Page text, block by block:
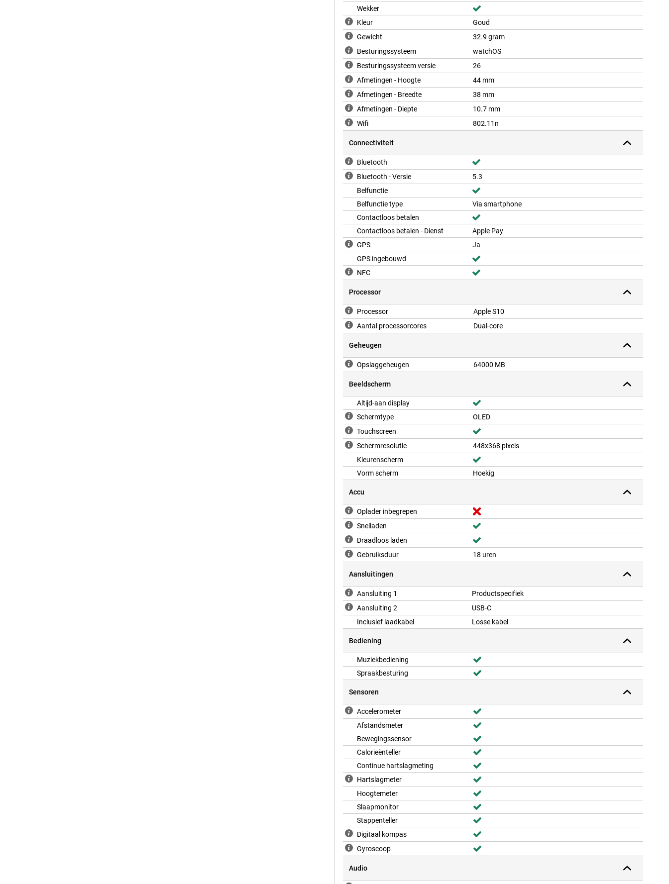
Wekker
Kleur
Goud
Gewicht
32.9 gram
Besturingssysteem
watchOS
Besturingssysteem versie
26
Afmetingen - Hoogte
44 mm
Afmetingen - Breedte
38 mm
Afmetingen - Diepte
10.7 mm
Wifi
802.11n
Connectiviteit
Bluetooth
Bluetooth - Versie
5.3
Belfunctie
Belfunctie type
Via smartphone
Contactloos betalen
Contactloos betalen - Dienst
Apple Pay
GPS
Ja
GPS ingebouwd
NFC
Processor
Processor
Apple S10
Aantal processorcores
Dual-core
Geheugen
Opslaggeheugen 64000 MB
Beeldscherm
Altijd-aan display
Schermtype
OLED
Touchscreen
Schermresolutie
448x368 pixels
Kleurenscherm
Vorm scherm
Hoekig
Accu
Oplader inbegrepen
Snelladen
Draadloos laden
Gebruiksduur
18 uren
Aansluitingen
Aansluiting 1
Productspecifiek
Aansluiting 2
USB-C
Inclusief laadkabel
Losse kabel
Bediening
Muziekbediening
Spraakbesturing
Sensoren
Accelerometer
Afstandsmeter
Bewegingssensor
Calorieënteller
Continue hartslagmeting
Hartslagmeter
Hoogtemeter
Slaapmonitor
Stappenteller
Digitaal kompas
Gyroscoop
Audio